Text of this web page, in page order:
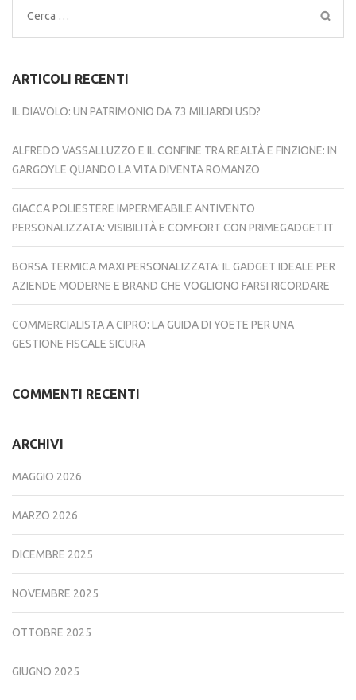
Ricerca
per:
ARTICOLI RECENTI
IL DIAVOLO: UN PATRIMONIO DA 73 MILIARDI USD?
ALFREDO VASSALLUZZO E IL CONFINE TRA REALTÀ E FINZIONE: IN
GARGOYLE QUANDO LA VITA DIVENTA ROMANZO
GIACCA POLIESTERE IMPERMEABILE ANTIVENTO
PERSONALIZZATA: VISIBILITÀ E COMFORT CON PRIMEGADGET.IT
BORSA TERMICA MAXI PERSONALIZZATA: IL GADGET IDEALE PER
AZIENDE MODERNE E BRAND CHE VOGLIONO FARSI RICORDARE
COMMERCIALISTA A CIPRO: LA GUIDA DI YOETE PER UNA
GESTIONE FISCALE SICURA
COMMENTI RECENTI
ARCHIVI
MAGGIO 2026
MARZO 2026
DICEMBRE 2025
NOVEMBRE 2025
OTTOBRE 2025
GIUGNO 2025